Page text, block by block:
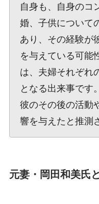
自身も、自身のコ
婚、子供について
あり、その経験が
を与えている可能
は、夫婦それぞれ
となる出来事です
彼のその後の活動
響を与えたと推測
元妻・岡田和美氏